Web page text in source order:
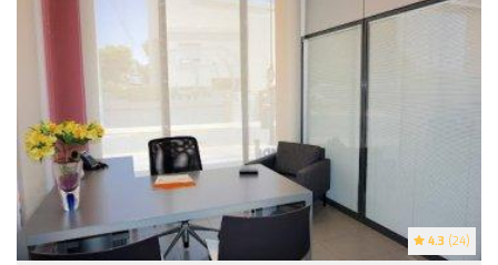
4.3 (24)